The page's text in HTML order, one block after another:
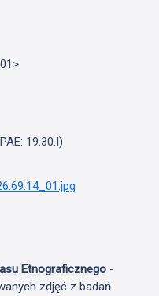
19.30.I)
Etnograficznego -
zdjęć z badań